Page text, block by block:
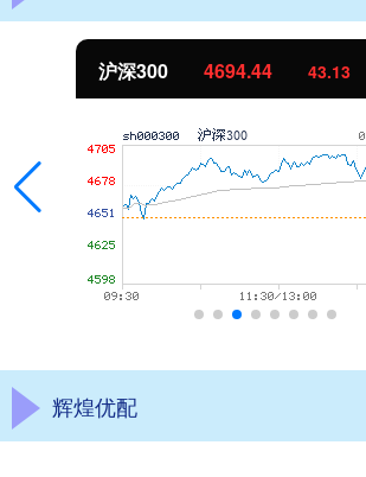
北证50 1134.24 11.37
辉煌优配